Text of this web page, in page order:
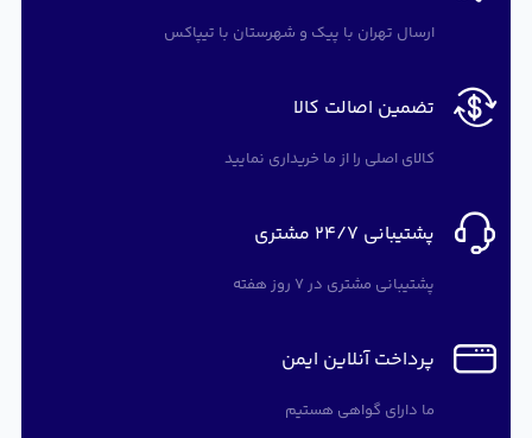
ارسال تهران با پیک و شهرستان با تیپاکس
تضمین اصالت کالا
کالای اصلی را از ما خریداری نمایید
پشتیبانی 24/7 مشتری
پشتیبانی مشتری در 7 روز هفته
پرداخت آنلاین ایمن
ما دارای گواهی هستیم